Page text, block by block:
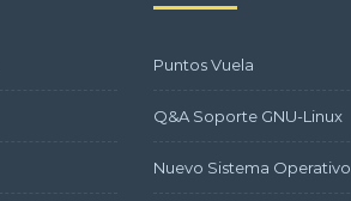
Puntos Vuela
Q&A Soporte GNU-Linux
Nuevo Sistema Operativo